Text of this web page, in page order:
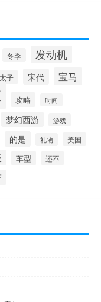
冬季 发动机
太子 宋代 宝马
攻略 时间
梦幻西游 游戏
的是 礼物 美国
车型 还不